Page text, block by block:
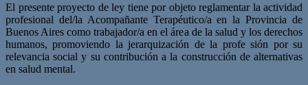
El presente proyecto de ley tiene por objeto reglamentar la actividad
profesional del/la Acompañante Terapéutico/a en la Provincia de
Buenos Aires como trabajador/a en el área de la salud y los derechos
humanos, promoviendo la jerarquización de la profe­ sión por su
relevancia social y su contribución a la construcción de alternativas
en sa­lud mental.